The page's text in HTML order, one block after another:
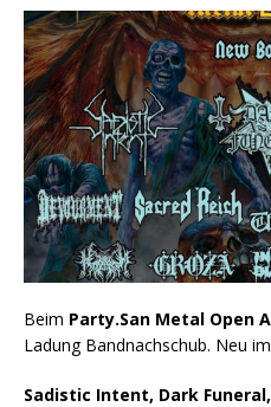
Beim Party.San Metal Open
Ladung Bandnachschub. Neu
Sadistic Intent, Dark